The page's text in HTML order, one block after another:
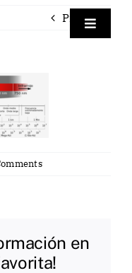
Toggle
Previous
en